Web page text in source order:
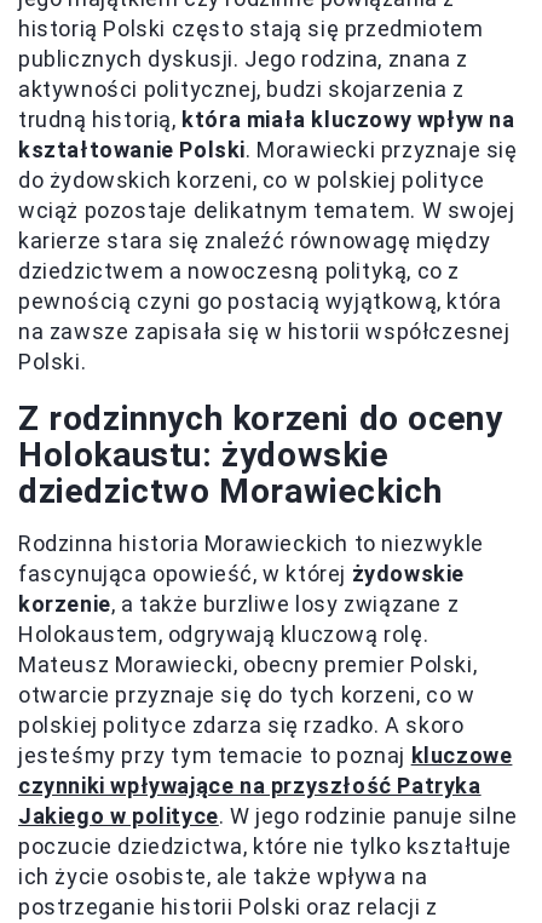
historią Polski często stają się przedmiotem
publicznych dyskusji. Jego rodzina, znana z
aktywności politycznej, budzi skojarzenia z
trudną historią, która miała kluczowy wpływ na
kształtowanie Polski. Morawiecki przyznaje się
do żydowskich korzeni, co w polskiej polityce
wciąż pozostaje delikatnym tematem. W swojej
karierze stara się znaleźć równowagę między
dziedzictwem a nowoczesną polityką, co z
pewnością czyni go postacią wyjątkową, która
na zawsze zapisała się w historii współczesnej
Polski.
Z rodzinnych korzeni do oceny
Holokaustu: żydowskie
dziedzictwo Morawieckich
Rodzinna historia Morawieckich to niezwykle
fascynująca opowieść, w której żydowskie
korzenie, a także burzliwe losy związane z
Holokaustem, odgrywają kluczową rolę.
Mateusz Morawiecki, obecny premier Polski,
otwarcie przyznaje się do tych korzeni, co w
polskiej polityce zdarza się rzadko. A skoro
jesteśmy przy tym temacie to poznaj kluczowe
czynniki wpływające na przyszłość Patryka
Jakiego w polityce. W jego rodzinie panuje silne
poczucie dziedzictwa, które nie tylko kształtuje
ich życie osobiste, ale także wpływa na
postrzeganie historii Polski oraz relacji z